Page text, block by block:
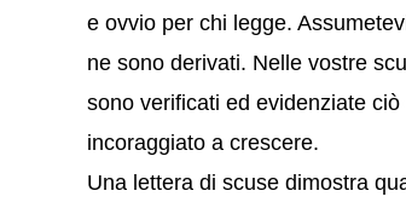
e ovvio per chi legge.
ne sono derivati. Nelle vostre
sono verificati ed evidenziate
incoraggiato a crescere.
Una lettera di scuse dimostra